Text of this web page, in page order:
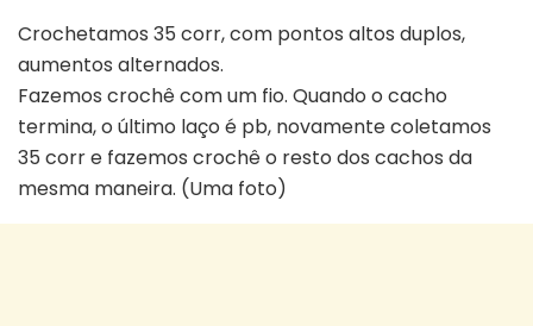
Crochetamos 35 corr, com pontos altos duplos,
aumentos alternados.
Fazemos crochê com um fio. Quando o cacho
termina, o último laço é pb, novamente coletamos
35 corr e fazemos crochê o resto dos cachos da
mesma maneira. (Uma foto)